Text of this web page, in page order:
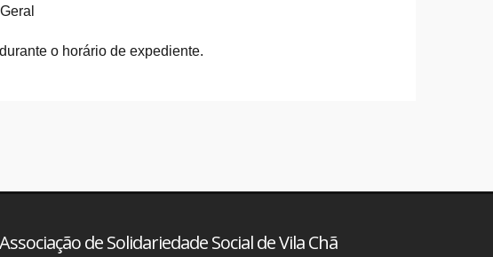
Geral
o horário de expediente.
de Solidariedade Social de Vila Chã